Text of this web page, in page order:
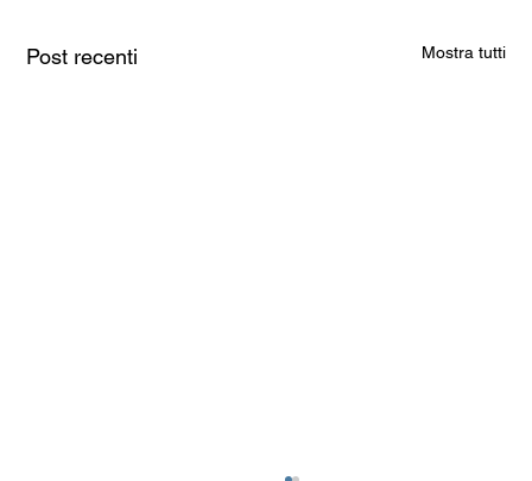
Post recenti Mostra tutti